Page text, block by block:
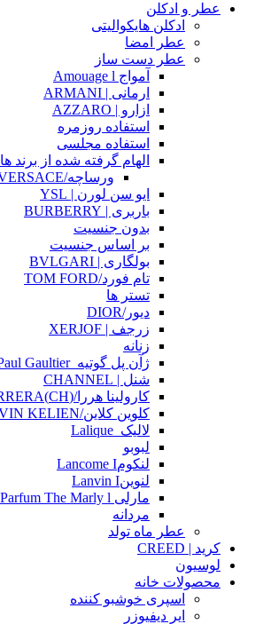
عطر و ادکلن
ادکلن هایکوالیتی
عطر امضا
عطر دست ساز
آمواج Amouage l
ارمانی | ARMANI
ازارو | AZZARO
استفاده روزمره
استفاده مجلسی
الهام گرفته شده از برند ها
ورساچه/VERSACE
ایو سن لورن | YSL
باربری | BURBERRY
بدون جنسیت
بر اساس جنسیت
بولگاری | BVLGARI
تام فورد/TOM FORD
تستر ها
دیور/DIOR
زرجف | XERJOF
زنانه
ژآن پل گوتیه_Jean Paul Gaultier
شنل | CHANNEL
کارولینا هررا/(CH)CAROLINA HERRERA
کلوین کلاین/CALVIN KELIEN
لالیک_Lalique
لبوبو
لنکومLancome I
لنوینLanvin I
مارلی Parfum The Marly l
مردانه
عطر ماه تولد
کرید | CREED
لوسیون
محصولات خانه
اسپری خوشبو کننده
ایر دیفیوزر